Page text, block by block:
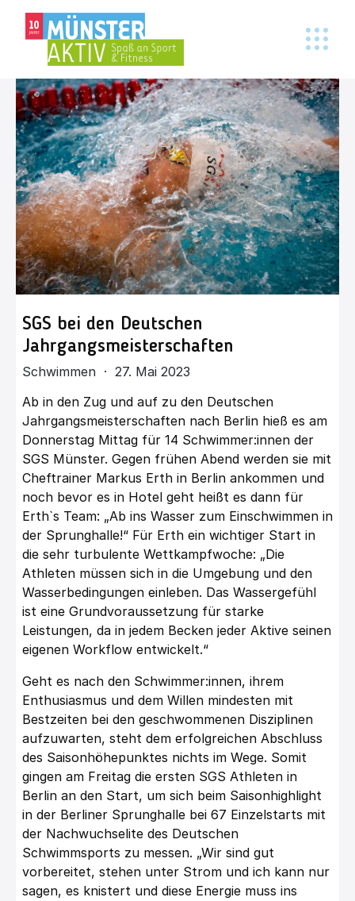
SGS bei den Deutschen
Jahrgangsmeisterschaften
Schwimmen · 27. Mai 2023
Ab in den Zug und auf zu den Deutschen
Jahrgangsmeisterschaften nach Berlin hieß es am
Donnerstag Mittag für 14 Schwimmer:innen der
SGS Münster. Gegen frühen Abend werden sie mit
Cheftrainer Markus Erth in Berlin ankommen und
noch bevor es in Hotel geht heißt es dann für
Erth`s Team: „Ab ins Wasser zum Einschwimmen in
der Sprunghalle!“ Für Erth ein wichtiger Start in
die sehr turbulente Wettkampfwoche: „Die
Athleten müssen sich in die Umgebung und den
Wasserbedingungen einleben. Das Wassergefühl
ist eine Grundvoraussetzung für starke
Leistungen, da in jedem Becken jeder Aktive seinen
eigenen Workflow entwickelt.“
Geht es nach den Schwimmer:innen, ihrem
Enthusiasmus und dem Willen mindesten mit
Bestzeiten bei den geschwommenen Disziplinen
aufzuwarten, steht dem erfolgreichen Abschluss
des Saisonhöhepunktes nichts im Wege. Somit
gingen am Freitag die ersten SGS Athleten in
Berlin an den Start, um sich beim Saisonhighlight
in der Berliner Sprunghalle bei 67 Einzelstarts mit
der Nachwuchselite des Deutschen
Schwimmsports zu messen. „Wir sind gut
vorbereitet, stehen unter Strom und ich kann nur
sagen, es knistert und diese Energie muss ins